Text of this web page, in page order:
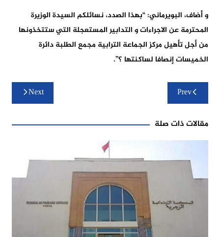
و أضاف، البويرماني: “بهذا الصدد، نسائلكم السيدة الوزيرة
المحترمة عن الاجراءات و التدابير المستعجلة التي ستتخذونها
من أجل تأهيل مركز الجماعة الترابية مجمع الطلبة دائرة
الخميسات إنصافا لساكنتها ؟”.
تصفّح
المقالاتPrev
Next
مقالات ذات صلة